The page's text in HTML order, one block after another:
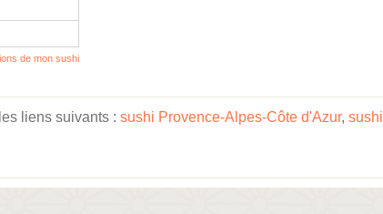
de mon sushi
liens suivants : sushi Provence-Alpes-Côte d'Azur, sushi